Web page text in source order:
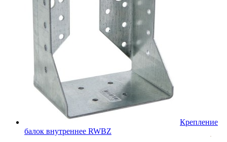
Крепление
балок внутреннее RWBZ